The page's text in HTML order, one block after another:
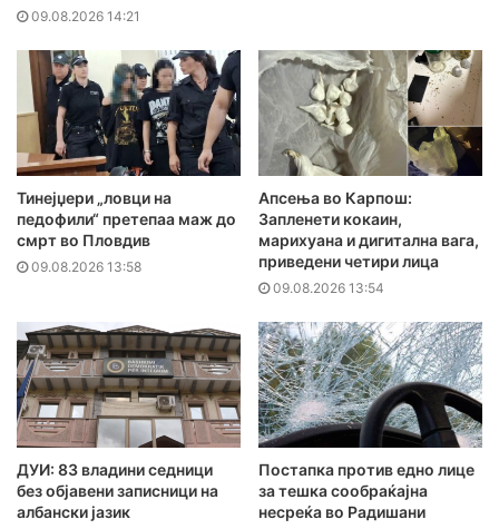
09.08.2026 14:21
Тинејџери „ловци на
педофили“ претепаа маж до
смрт во Пловдив
09.08.2026 13:58
Апсења во Карпош:
Запленети кокаин,
марихуана и дигитална вага,
приведени четири лица
09.08.2026 13:54
ДУИ: 83 владини седници
без објавени записници на
албански јазик
Постапка против едно лице
за тешка сообраќајна
несреќа во Радишани